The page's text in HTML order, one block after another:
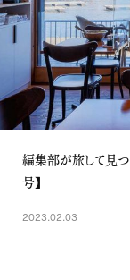
編集部が旅して見つ
号】
2023.02.03